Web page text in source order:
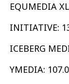
EQUMEDIA
INITIATIVE:
ICEBERG
YMEDIA: